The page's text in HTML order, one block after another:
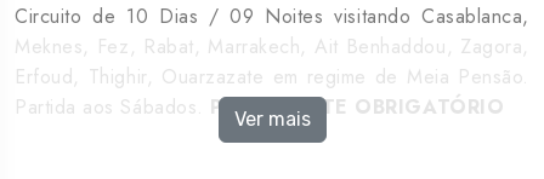
Circuito de 10 Dias / 09 Noites visitando Casablanca,
Meknes, Fez, Rabat, Marrakech, Ait Benhaddou, Zagora,
Erfoud, Thighir, Ouarzazate em regime de Meia Pensão.
Partida aos Sábados. PASSAPORTE OBRIGATÓRIO
Ver mais